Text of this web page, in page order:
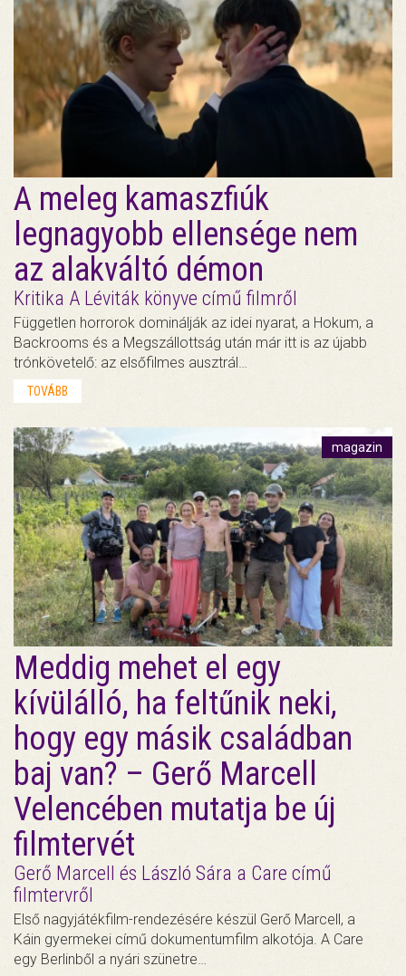
A meleg kamaszfiúk
legnagyobb ellensége nem
az alakváltó démon
Kritika A Léviták könyve című filmről
Független horrorok dominálják az idei nyarat, a Hokum, a
Backrooms és a Megszállottság után már itt is az újabb
trónkövetelő: az elsőfilmes ausztrál…
TOVÁBB
magazin
Meddig mehet el egy
kívülálló, ha feltűnik neki,
hogy egy másik családban
baj van? – Gerő Marcell
Velencében mutatja be új
filmtervét
Gerő Marcell és László Sára a Care című
filmtervről
Első nagyjátékfilm-rendezésére készül Gerő Marcell, a
Káin gyermekei című dokumentumfilm alkotója. A Care
egy Berlinből a nyári szünetre…